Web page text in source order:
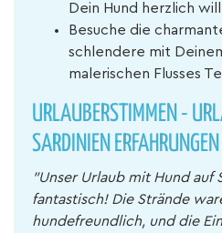
Dein Hund herzlich
Besuche die
schlendere mit
malerischen Flusses
URLAUBERSTIMMEN -
SARDINIEN ERFAHRUNGEN
"Unser Urlaub mit Hund auf
fantastisch! Die Strände
hundefreundlich, und die